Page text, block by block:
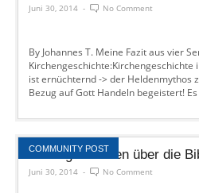
Juni 30, 2014- No Comment
By Johannes T. Meine Fazit aus vier
Kirchengeschichte:Kirchengeschichte
ist ernüchternd -> der Heldenmythos
Bezug auf Gott Handeln begeistert!
Mit Jugendlichen über die
Juni 30, 2014- No Comment
COMMUNITY POST